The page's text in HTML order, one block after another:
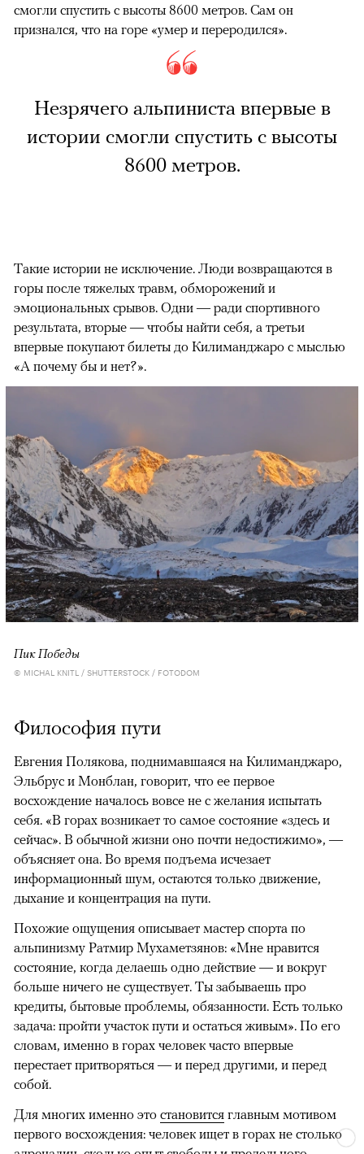
смогли спустить с высоты 8600 метров. Сам он
признался, что на горе «умер и переродился».
Незрячего альпиниста впервые в
истории смогли спустить с высоты
8600 метров.
Такие истории не исключение. Люди возвращаются в
горы после тяжелых травм, обморожений и
эмоциональных срывов. Одни — ради спортивного
результата, вторые — чтобы найти себя, а третьи
впервые покупают билеты до Килиманджаро с мыслью
«А почему бы и нет?».
Пик Победы
© MICHAL KNITL / SHUTTERSTOCK / FOTODOM
Философия пути
Евгения Полякова, поднимавшаяся на Килиманджаро,
Эльбрус и Монблан, говорит, что ее первое
восхождение началось вовсе не с желания испытать
себя. «В горах возникает то самое состояние «здесь и
сейчас». В обычной жизни оно почти недостижимо», —
объясняет она. Во время подъема исчезает
информационный шум, остаются только движение,
дыхание и концентрация на пути.
Похожие ощущения описывает мастер спорта по
альпинизму Ратмир Мухаметзянов: «Мне нравится
состояние, когда делаешь одно действие — и вокруг
больше ничего не существует. Ты забываешь про
кредиты, бытовые проблемы, обязанности. Есть только
задача: пройти участок пути и остаться живым». По его
словам, именно в горах человек часто впервые
перестает притворяться — и перед другими, и перед
собой.
Для многих именно это становится главным мотивом
первого восхождения: человек ищет в горах не столько